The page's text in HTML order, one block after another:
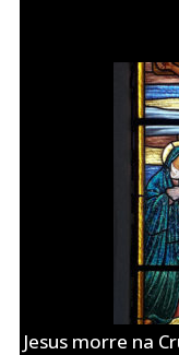
Jesus morre na